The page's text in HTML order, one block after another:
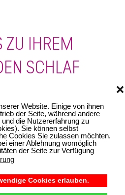
Website. Einige von ihnen
der Seite, während andere
die Nutzererfahrung zu
Sie können selbst
Cookies Sie zulassen möchten.
einer Ablehnung womöglich
der Seite zur Verfügung
Cookies erlauben.
❌
ZU IHREM
SCHLAF